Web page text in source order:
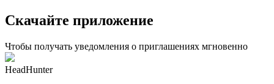
Скачайте приложение
Чтобы получать уведомления о приглашениях мгновенно
HeadHunter